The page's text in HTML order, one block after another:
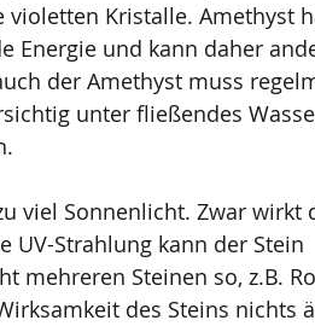
violetten Kristalle. Amethyst
Energie und kann daher
der Amethyst muss
unter fließendes
viel Sonnenlicht. Zwar wirkt
UV-Strahlung kann der Stein
mehreren Steinen so, z.B.
des Steins nichts